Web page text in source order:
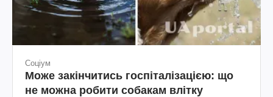
Соціум
Може закінчитись госпіталізацією: що
не можна робити собакам влітку